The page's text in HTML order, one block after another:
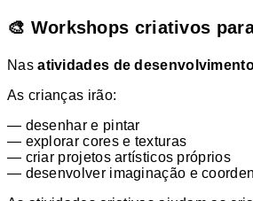
🎨 Workshops criativos
Nasatividades de
As crianças irão:
— desenhar e pintar
— explorar cores e texturas
— criar projetos artísticos próprios
— desenvolver imaginação e